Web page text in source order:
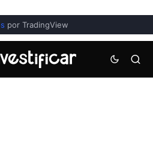
por TradingView